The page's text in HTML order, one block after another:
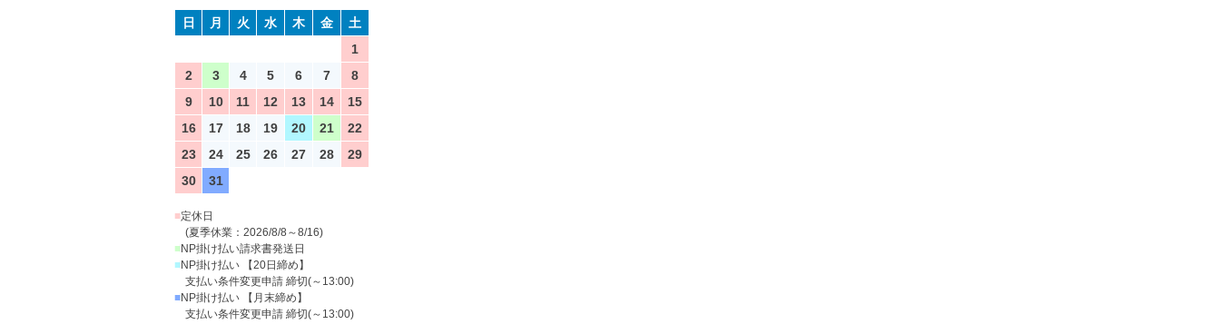
日 月 火 水 木 金
土
1
2
3 4 5 6 7
8
9
10 11 12 13 14
15
16
17 18 19 20 21
22
23
24 25 26 27 28
29
30
31
■定休日
(夏季休業：2026/8/8～8/16)
■NP掛け払い請求書発送日
■NP掛け払い 【20日締め】
支払い条件変更申請 締切(～13:00)
■NP掛け払い 【月末締め】
支払い条件変更申請 締切(～13:00)